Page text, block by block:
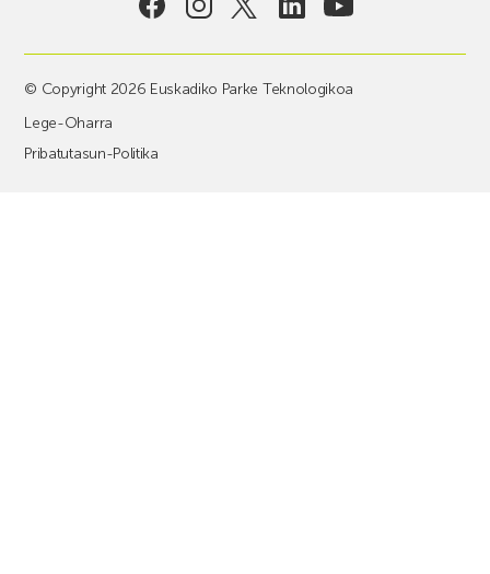
© Copyright 2026 Euskadiko Parke Teknologikoa
Lege-Oharra
Pribatutasun-Politika